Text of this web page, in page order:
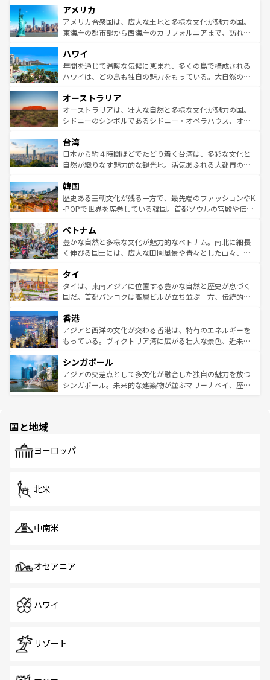
ンツ一覧を参照してほしい。
の建物がそのまま残る町や、スイスならではのユニークな
博物館もあり、アルプス観光だけでなく町歩きも満喫する
ことができる。国民の所得が高いため物価も高いが、旅行
ば市内交通費無料で観光を楽しむこともできる。 なお、新
着のスイス情報はコンテンツ一覧 を参照してほしい。
アメリカ
アメリカ合衆国は、広大な土地と多様な文化が魅力の国。
東海岸の都市部から西海岸のカリフォルニアまで、訪れる
のような巨大都市は、観光、ショッピング、エンターテイ
ンメントが詰まった刺激的なスポットだ。一方、アメリカ
西部には大自然が広がり、グランドキャニオンやイエロー
部のニューオーリンズでは、音楽と美食が融合した独特の
文化が魅力。旅行者はアメリカの各地域で異なる魅力を楽
しみながら、その多様性と豊かな歴史を感じることができ
ならではの贅沢な旅のスタイルだ。 なお、新着のアメリカ
情報はコンテンツ一覧を参照してほしい。
ハワイ
年間を通じて温暖な気候に恵まれ、多くの島で構成される
ハワイは、どの島も独自の魅力をもっている。大自然の神
ワイ島は見逃せない。また、定番の観光地といえばオアフ
島だが、静かな自然を求めるならマウイ島やカウアイ島が
おすすめ。エメラルドグリーンに輝く海をはじめ、豊かな
れるおもてなしの心で訪れる人々を迎えてくれるハワイの
人々、おいしいローカルフードやハワイアンミュージッ
ク、伝統的なフラダンスなど、すべてがハワイの魅力を彩
ワイを、存分に味わってほしい。 なお、新着のハワイ情報
はコンテンツ一覧を参照してほしい。
オーストラリア
オーストラリアは、壮大な自然と多様な文化が魅力の国。
シドニーのシンボルであるシドニー・オペラハウス、オー
リアリーフや大陸中央部にそびえるウルル（エアーズロッ
ク）、タスマニアの美しい原生林やケアンズの熱帯雨林な
ど、見どころがたくさん。また、カフェやワイン、オージ
いる。アクティビティも充実しており、サーフィンやダイ
ビング、ハイキングなど、アウトドア好きにはたまらな
い。オーストラリアの多彩な魅力を存分に味わいつくそ
参照してほしい。
台湾
日本から約４時間ほどでたどり着く台湾は、多彩な文化と
自然が織りなす魅力的な観光地。活気あふれる大都市の台
ン）、静ひつな山岳地帯である台湾東部など、都市の喧騒
と山間の静けさが共存しており、訪れる人に新しい発見と
驚きをもたらしてくれる。また、奥深い台湾の食文化も魅
容にもいいと評判のスイーツなど、バラエティ豊かな料理
が味わえる。 なお、新着の台湾情報は コンテンツ一覧を参
照してほしい。
韓国
歴史ある王朝文化が残る一方で、最先端のファッションやK
-POPで世界を席巻している韓国。首都ソウルの宮殿や伝統
き、地方に足を延ばせば四季折々の自然美を楽しむことが
できる。そして、キムチや焼肉、絶品のストリートフード
まで、さまざまな韓国料理が待っている。夜には、韓国な
リティに包まれながら、韓国の多彩な魅力を心ゆくまで味
わってみてほしい。 なお、新着の韓国情報はコンテンツ一
覧を参照してほしい。
ベトナム
豊かな自然と多様な文化が魅力的なベトナム。南北に細長
く伸びる国土には、広大な田園風景や青々とした山々、世
急速な発展と共に伝統が息づく。ハノイの古い町並みやホ
ーチミン市のフランス統治時代の建物も、独特の雰囲気を
醸し出している。また、バラエティの豊かさとおいしさで
とつ。フォーやバインミー、ベトナムコーヒーなどは、ぜ
ひ現地で味わいたい。どの地域を訪れてもあたたかい人々
が旅行者を迎えてくれるので、きっと忘れられない旅にな
参照してほしい。
タイ
タイは、東南アジアに位置する豊かな自然と歴史が息づく
国だ。首都バンコクは高層ビルが立ち並ぶ一方、伝統的な
の活気が交差している。北部ではチェンマイなどの山岳地
帯で自然と触れ合い、南部ではプーケットやクラビの美し
いビーチでリゾート気分を楽しむことができる。タイ料理
激する。気候は一年中温暖で、どの季節にも異なる楽しみ
が待っている。親しみやすいタイの人々、仏教を中心とし
た文化、そして多様な観光資源が、訪れる旅人を魅了し続
香港
アジアと西洋の文化が交わる香港は、特有のエネルギーを
もっている。ヴィクトリア湾に広がる壮大な景色、近未来
み、どこを訪れても感動するはず。観光スポットが密集し
ており、効率よく見どころを回れるのも魅力。息をのむよ
うな絶景から文化的な体験まで、香港を存分に楽しみ尽く
シンガポール
アジアの交差点として多文化が融合した独自の魅力を放つ
シンガポール。未来的な建築物が並ぶマリーナベイ、歴史
で、ホーカーズは地元の風情を楽しめる外せないスポット
国と地域
ヨーロッパ
北米
中南米
オセアニア
ハワイ
リゾート